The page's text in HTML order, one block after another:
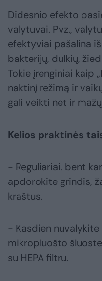
Didesnio efekto
valytuvai. Pvz.,
efektyviai pašalina
bakterijų, dulkių,
Tokie įrenginiai kaip
naktinį režimą ir
gali veikti net ir
Kelios praktinės
- Reguliariai, bent
apdorokite grindis,
kraštus.
- Kasdien nuvalykite
mikropluošto
su HEPA filtru.